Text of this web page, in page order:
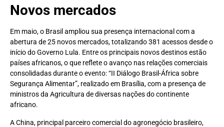
Novos mercados
Em maio, o Brasil ampliou sua presença internacional com a
abertura de 25 novos mercados, totalizando 381 acessos desde o
início do Governo Lula. Entre os principais novos destinos estão
países africanos, o que reflete o avanço nas relações comerciais
consolidadas durante o evento: “II Diálogo Brasil-África sobre
Segurança Alimentar”, realizado em Brasília, com a presença de
ministros da Agricultura de diversas nações do continente
africano.
A China, principal parceiro comercial do agronegócio brasileiro,